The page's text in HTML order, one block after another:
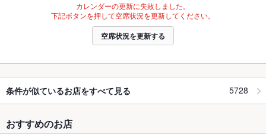
カレンダーの更新に失敗しました。
下記ボタンを押して空席状況を更新してください。
空席状況を更新する
条件が似ているお店をすべて見る 5728
おすすめのお店